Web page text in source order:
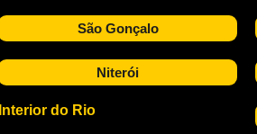
São Gonçalo
Niterói
Interior do Rio